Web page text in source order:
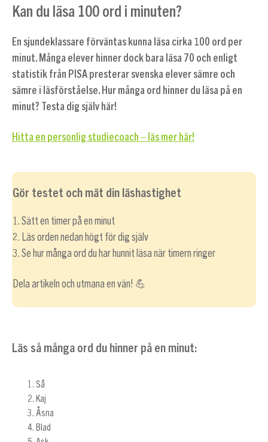
Kan du läsa 100 ord i minuten?
En sjundeklassare förväntas kunna läsa cirka 100 ord per
minut. Många elever hinner dock bara läsa 70 och enligt
statistik från PISA presterar svenska elever sämre och
sämre i läsförståelse. Hur många ord hinner du läsa på en
minut? Testa dig själv här!
Hitta en personlig studiecoach – läs mer här!
Gör testet och mät din läshastighet
1. Sätt en timer på en minut
2. Läs orden nedan högt för dig själv
3. Se hur många ord du har hunnit läsa när timern ringer
Dela artikeln och utmana en vän! 💪
Läs så många ord du hinner på en minut:
Så
Kaj
Åsna
Blad